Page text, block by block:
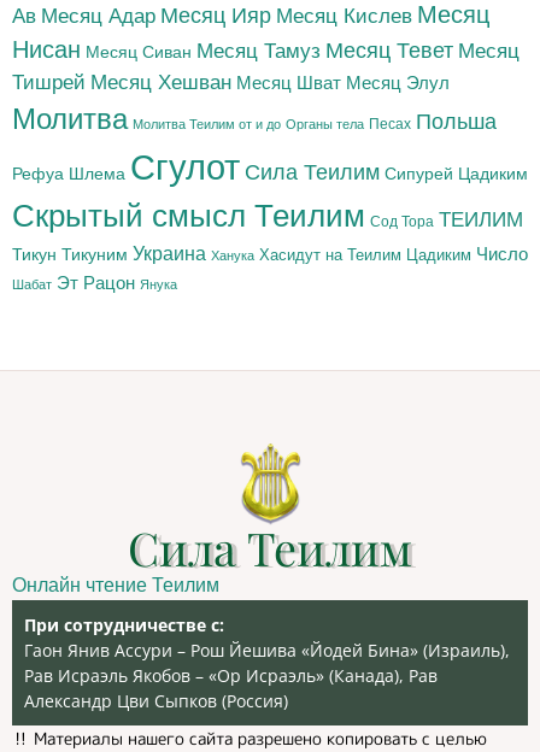
Ав Месяц Адар Месяц Ияр Месяц Кислев Месяц
Нисан Месяц Сиван Месяц Тамуз Месяц Тевет Месяц
Тишрей Месяц Хешван Месяц Шват Месяц Элул
Молитва Молитва Теилим от и до Органы тела Песах Польша
Рефуа Шлема Сгулот Сила Теилим Сипурей Цадиким
Скрытый смысл Теилим Сод Тора ТЕИЛИМ
Тикун Тикуним Украина Ханука Хасидут на Теилим Цадиким Число
Шабат Эт Рацон Янука
Сила Теилим
Онлайн чтение Теилим
При сотрудничестве с:
Гаон Янив Ассури – Рош Йешива «Йодей Бина» (Израиль),
Рав Исраэль Якобов – «Ор Исраэль» (Канада), Рав
Александр Цви Сыпков (Россия)
‼️ Материалы нашего сайта разрешено копировать с целью